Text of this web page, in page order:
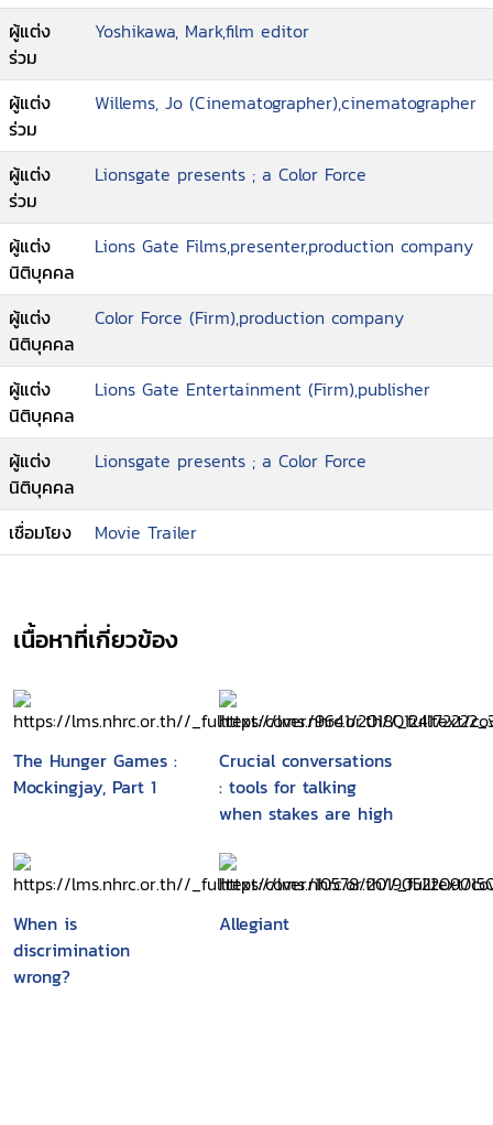
ผู้แต่ง
ร่วม
Yoshikawa, Mark,film editor
ผู้แต่ง
ร่วม
Willems, Jo (Cinematographer),cinematographer
ผู้แต่ง
ร่วม
Lionsgate presents ; a Color Force
ผู้แต่ง
นิติบุคคล
Lions Gate Films,presenter,production company
ผู้แต่ง
นิติบุคคล
Color Force (Firm),production company
ผู้แต่ง
นิติบุคคล
Lions Gate Entertainment (Firm),publisher
ผู้แต่ง
นิติบุคคล
Lionsgate presents ; a Color Force
เชื่อมโยง Movie Trailer
เนื้อหาที่เกี่ยวข้อง
The Hunger Games :
Mockingjay, Part 1
Crucial conversations
: tools for talking
when stakes are high
When is
discrimination
wrong?
Allegiant